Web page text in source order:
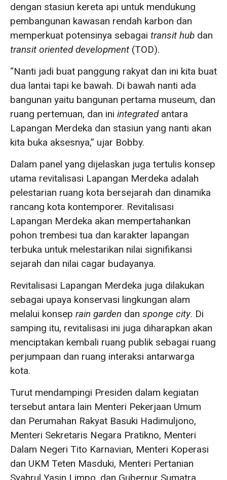
dengan stasiun kereta api untuk mendukung
pembangunan kawasan rendah karbon dan
memperkuat potensinya sebagai transit hub dan
transit oriented development (TOD).
“Nanti jadi buat panggung rakyat dan ini kita buat
dua lantai tapi ke bawah. Di bawah nanti ada
bangunan yaitu bangunan pertama museum, dan
ruang pertemuan, dan ini integratedantara
Lapangan Merdeka dan stasiun yang nanti akan
kita buka aksesnya,” ujar Bobby.
Dalam panel yang dijelaskan juga tertulis konsep
utama revitalisasi Lapangan Merdeka adalah
pelestarian ruang kota bersejarah dan dinamika
rancang kota kontemporer. Revitalisasi
Lapangan Merdeka akan mempertahankan
pohon trembesi tua dan karakter lapangan
terbuka untuk melestarikan nilai signifikansi
sejarah dan nilai cagar budayanya.
Revitalisasi Lapangan Merdeka juga dilakukan
sebagai upaya konservasi lingkungan alam
melalui konsep rain garden dan sponge city. Di
samping itu, revitalisasi ini juga diharapkan akan
menciptakan kembali ruang publik sebagai ruang
perjumpaan dan ruang interaksi antarwarga
kota.
Turut mendampingi Presiden dalam kegiatan
tersebut antara lain Menteri Pekerjaan Umum
dan Perumahan Rakyat Basuki Hadimuljono,
Menteri Sekretaris Negara Pratikno, Menteri
Dalam Negeri Tito Karnavian, Menteri Koperasi
dan UKM Teten Masduki, Menteri Pertanian
Syahrul Yasin Limpo, dan Gubernur Sumatra